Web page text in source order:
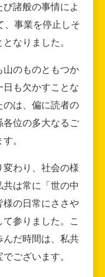
び諸般の事情によ
、事業を停止しそ
なりました。
山のものともつか
も欠かすことな
のは、偏に読者の
各位の多大なるご
。
わり、社会の様
は常に「世の中
の日常にささや
参りました。こ
だ時間は、私共
ございます。